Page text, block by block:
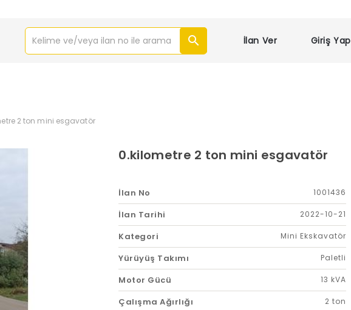
İlan Ver Giriş Yap
2 ton mini esgavatör
0.kilometre 2 ton mini esgavatör
İlan No 1001436
İlan Tarihi 2022-10-21
Kategori Mini Ekskavatör
Yürüyüş Takımı Paletli
Motor Gücü 13 kVA
Çalışma Ağırlığı 2 ton